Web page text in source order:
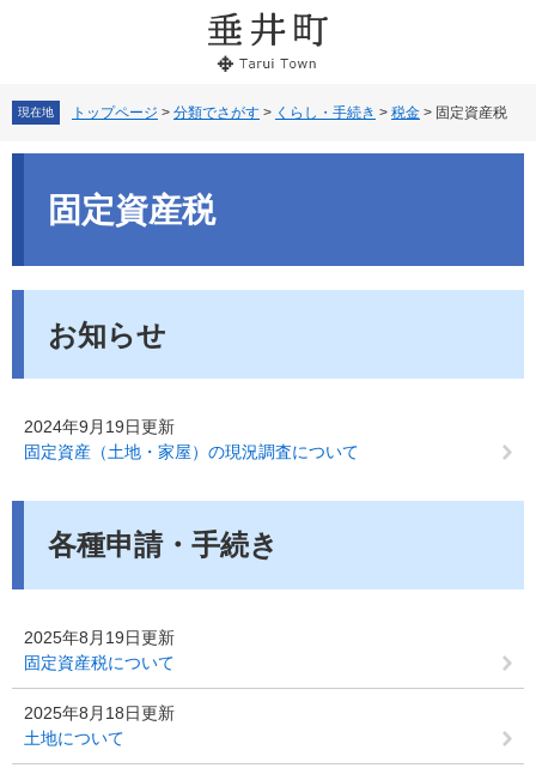
文
へ
現在地 トップページ > 分類でさがす > くらし・手続き > 税金 > 固定資産税
固定資産税
お知らせ
2024年9月19日更新
固定資産（土地・家屋）の現況調査について
各種申請・手続き
2025年8月19日更新
固定資産税について
2025年8月18日更新
土地について